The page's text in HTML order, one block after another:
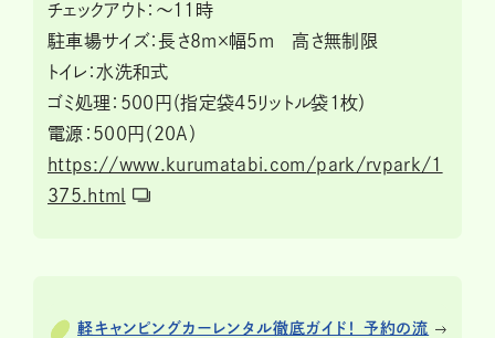
チェックアウト：～11時
駐車場サイズ：長さ8m×幅5m 高さ無制限
トイレ：水洗和式
ゴミ処理：500円（指定袋45リットル袋1枚）
電源：500円（20A）
https://www.kurumatabi.com/park/rvpark/1
375.html
軽キャンピングカーレンタル徹底ガイド！ 予約の流